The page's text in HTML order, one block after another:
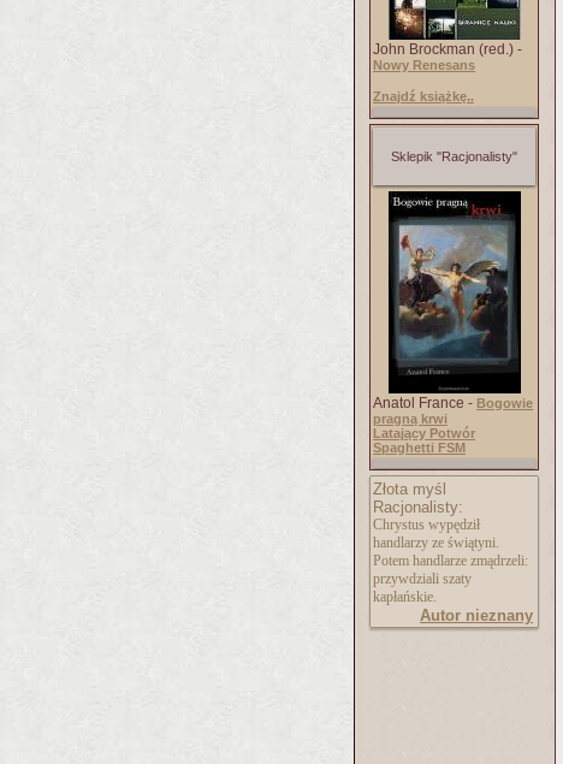
John Brockman (red.) -
Nowy Renesans
Znajdź książkę..
Sklepik "Racjonalisty"
Anatol France - Bogowie
pragną krwi
Latający Potwór
Spaghetti FSM
Złota myśl
Racjonalisty:
Chrystus wypędził
handlarzy ze świątyni.
Potem handlarze zmądrzeli:
przywdziali szaty
kapłańskie.
Autor nieznany